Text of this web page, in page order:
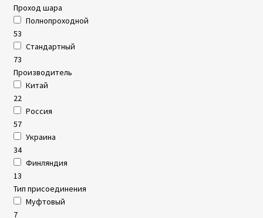
Проход шара
Полнопроходной
53
Стандартный
73
Производитель
Китай
22
Россия
57
Украина
34
Финляндия
13
Тип присоединения
Муфтовый
7